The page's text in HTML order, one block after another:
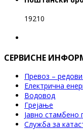
19210
СЕРВИСНЕ
Превоз –
Електрична
Водовод
Грејање
Јавно стамбено
Служба за